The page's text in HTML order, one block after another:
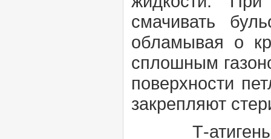
смачивать
обламывая о
сплошным
поверхности
закрепляют
Т-атигены